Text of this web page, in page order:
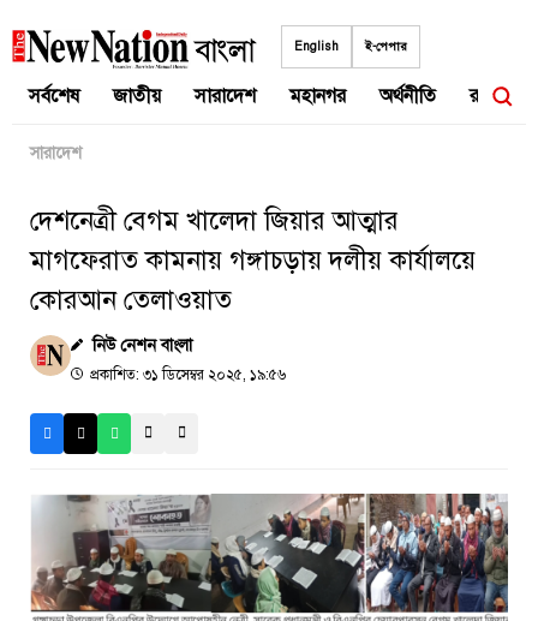
to
English ই-পেপার
সর্বশেষ জাতীয় সারাদেশ মহানগর অর্থনীতি রাজনীতি
সারাদেশ
দেশনেত্রী বেগম খালেদা জিয়ার আত্মার
মাগফেরাত কামনায় গঙ্গাচড়ায় দলীয় কার্যালয়ে
কোরআন তেলাওয়াত
নিউ নেশন বাংলা
প্রকাশিত: ৩১ ডিসেম্বর ২০২৫, ১৯:৫৬